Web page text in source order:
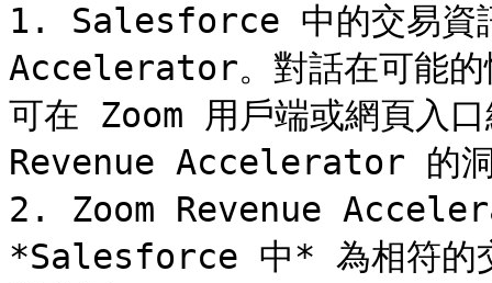
1. Salesforce 中的交易資
Accelerator。對話在可能的
可在 Zoom 用戶端或網頁入
Revenue Accelerator 的洞
2. Zoom Revenue
*Salesforce 中* 為相符的交